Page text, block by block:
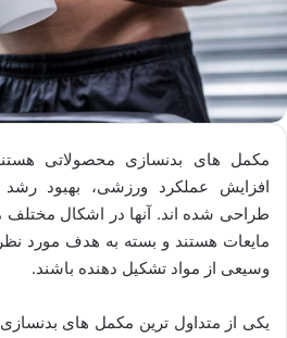
مکمل های بدنسازی محصولاتی
افزایش عملکرد ورزشی، بهبود
طراحی شده اند. آنها در اشکال مختلف
مایعات هستند و بسته به هدف مورد
وسیعی از مواد تشکیل دهنده باشند.
یکی از متداول ترین مکمل های